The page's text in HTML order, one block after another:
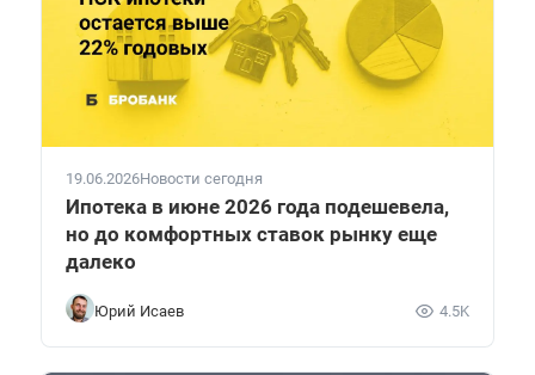
19.06.2026Новости сегодня
Ипотека в июне 2026 года подешевела,
но до комфортных ставок рынку еще
далеко
Юрий Исаев 4.5K